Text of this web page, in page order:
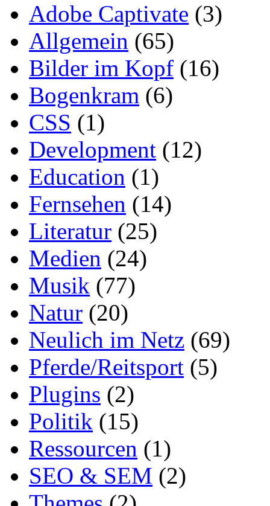
Adobe Captivate (3)
Allgemein (65)
Bilder im Kopf (16)
Bogenkram (6)
CSS (1)
Development (12)
Education (1)
Fernsehen (14)
Literatur (25)
Medien (24)
Musik (77)
Natur (20)
Neulich im Netz (69)
Pferde/Reitsport (5)
Plugins (2)
Politik (15)
Ressourcen (1)
SEO & SEM (2)